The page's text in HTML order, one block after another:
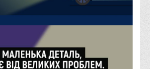
громадян України
освітніх платних послуг
освітніх та інших послуг